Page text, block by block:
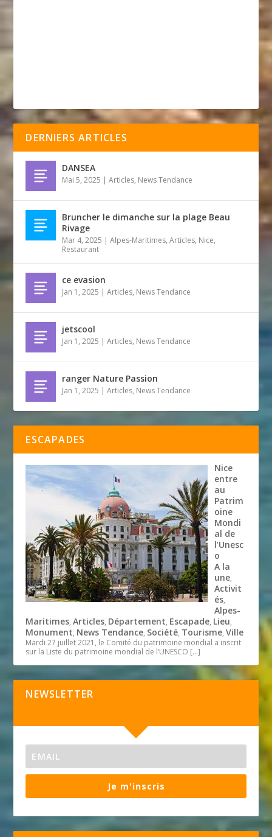
DERNIERS ARTICLES
DANSEA
Mai 5, 2025 |Articles, News Tendance
Bruncher le dimanche sur la plage Beau
Rivage
Mar 4, 2025 |Alpes-Maritimes,Articles, Nice,
Restaurant
ce evasion
Jan 1, 2025 |Articles, News Tendance
jetscool
Jan 1, 2025 |Articles, News Tendance
ranger Nature Passion
Jan 1, 2025 |Articles, News Tendance
ESCAPADES
Nice
entre
au
Patrim
oine
Mondi
al de
l’Unesc
o
A la
une,
Activit
és,
Alpes-
Maritimes,Articles, Département, Escapade, Lieu,
Monument, News Tendance, Société, Tourisme,Ville
Mardi 27 juillet 2021, le Comité du patrimoine mondial a inscrit
sur la Liste du patrimoine mondial de l’UNESCO […]
NEWSLETTER
Je m'inscris